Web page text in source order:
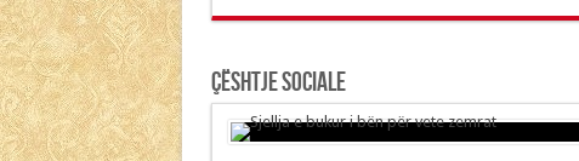
Çështje Sociale